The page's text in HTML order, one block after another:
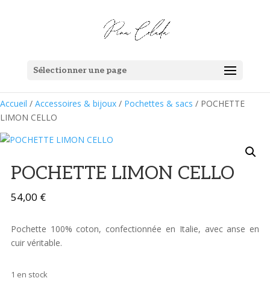
Sélectionner une page
Accueil / Accessoires & bijoux / Pochettes & sacs / POCHETTE
LIMON CELLO
POCHETTE LIMON CELLO
54,00 €
Pochette 100% coton, confectionnée en Italie, avec anse en
cuir véritable.
1 en stock